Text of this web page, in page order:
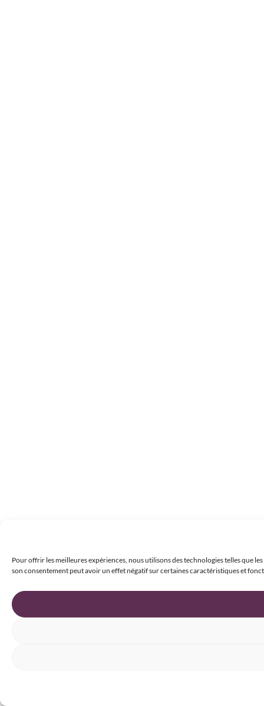
Pour offrir les meilleures expériences, nous utilisons des technologies telles que
son consentement peut avoir un effet négatif sur certaines caractéristiques et